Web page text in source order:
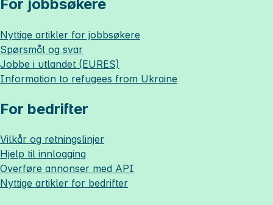
For jobbsøkere
Nyttige artikler for jobbsøkere
Spørsmål og svar
Jobbe i utlandet (EURES)
Information to refugees from Ukraine
For bedrifter
Vilkår og retningslinjer
Hjelp til innlogging
Overføre annonser med API
Nyttige artikler for bedrifter